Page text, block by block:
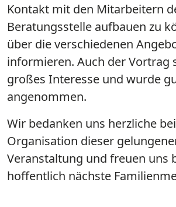
Kontakt mit den Mitarbeitern
Beratungsstelle aufbauen zu
über die verschiedenen
informieren. Auch der Vortrag
großes Interesse und wurde
angenommen.
Wir bedanken uns herzliche
Organisation dieser
Veranstaltung und freuen uns
hoffentlich nächste